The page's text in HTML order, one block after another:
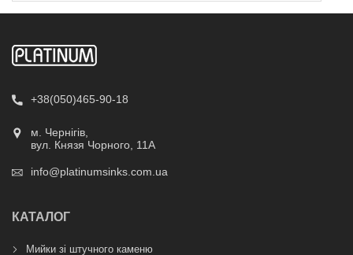
+38(050)465-90-18
м. Чернігів,
вул. Князя Чорного, 11А
info@platinumsinks.com.ua
КАТАЛОГ
Мийки зі штучного каменю